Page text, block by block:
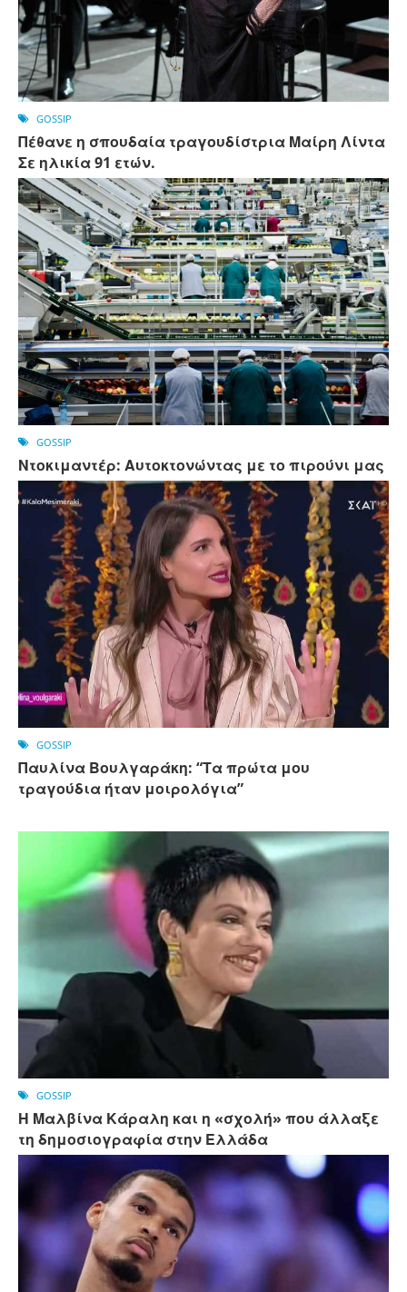
GOSSIP
Πέθανε η σπουδαία τραγουδίστρια Μαίρη Λίντα
Σε ηλικία 91 ετών.
GOSSIP
Ντοκιμαντέρ: Αυτοκτονώντας με το πιρούνι μας
GOSSIP
Παυλίνα Βουλγαράκη: “Τα πρώτα μου
τραγούδια ήταν μοιρολόγια”
GOSSIP
Η Μαλβίνα Κάραλη και η «σχολή» που άλλαξε
τη δημοσιογραφία στην Ελλάδα